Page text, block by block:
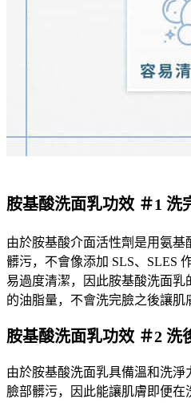
胺基酸洗面乳功效 ＃1 洗
由於胺基酸介面活性劑是用氨
髒污，不會像添加 SLS、SLES
易過度清潔，因此胺基酸洗面
的油脂量，不會洗完臉之後讓肌
胺基酸洗面乳功效 ＃2 洗
由於胺基酸洗面乳具備溫和洗
臉部髒污，因此能讓肌膚即便